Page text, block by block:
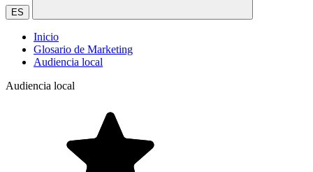
ES
Inicio
Glosario de Marketing
Audiencia local
Audiencia local